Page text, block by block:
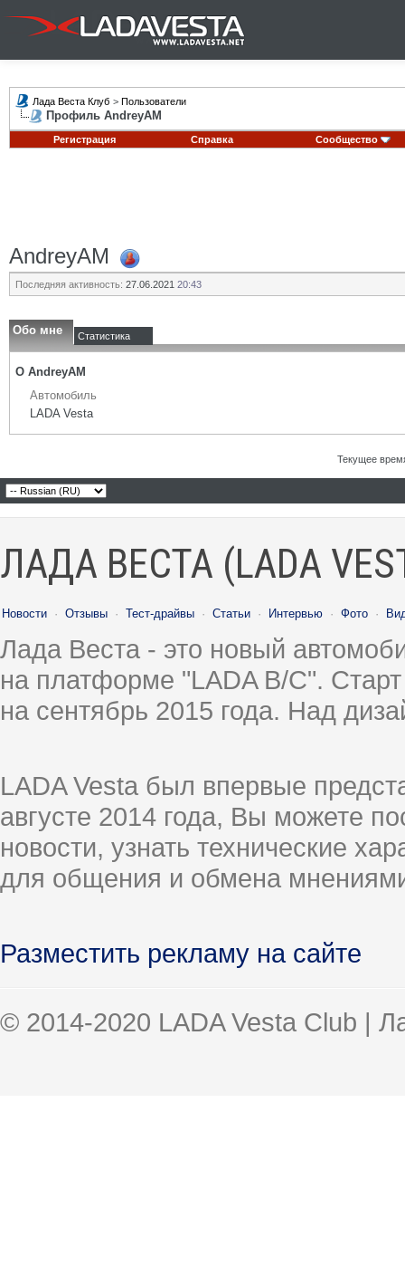
Лада Веста Клуб > Пользователи
Профиль AndreyAM
Регистрация Справка Сообщество
AndreyAM
Последняя активность: 27.06.2021 20:43
Обо мне Статистика
О AndreyAM
Автомобиль
LADA Vesta
Текущее
ЛАДА ВЕСТА (LADA
Новости · Отзывы · Тест-драйвы · Статьи · Интервью · Фото ·
Лада Веста - это новый
на платформе "LADA B/C".
на сентябрь 2015 года. Над
LADA Vesta был впервые
августе 2014 года, Вы можете
новости, узнать технические
для общения и обмена
Разместить рекламу на сайте
© 2014-2020 LADA Vesta Club |